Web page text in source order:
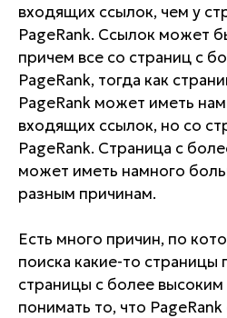
входящих ссылок, чем у
PageRank. Ссылок может
причем все со страниц с
PageRank, тогда как
PageRank может иметь
входящих ссылок, но со
PageRank. Страница с
может иметь намного
разным причинам.
Есть много причин, по
поиска какие-то страницы
страницы с более
понимать то, что